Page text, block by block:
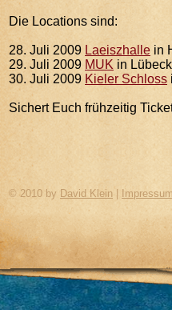
Die Locations sind:
28. Juli 2009 Laeiszhalle in
29. Juli 2009 MUK in
30. Juli 2009 Kieler Schloss
Sichert Euch frühzeitig
© 2010 by David Klein